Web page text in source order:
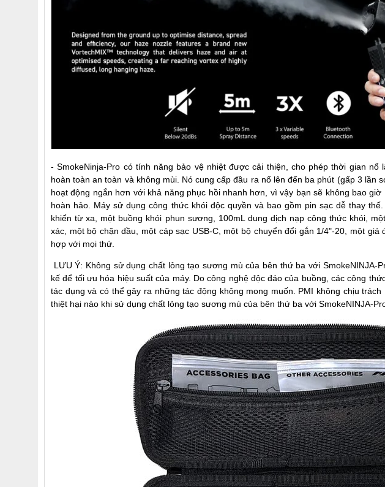
- SmokeNinja-Pro có tính năng bảo vệ nhiệt được cải thiện, cho phép thời gian nổ
hoàn toàn an toàn và không mùi. Nó cung cấp đầu ra nổ lên đến ba phút (gấp 3 lần
hoạt động ngắn hơn với khả năng phục hồi nhanh hơn, vì vậy bạn sẽ không bao
hoàn hảo. Máy sử dụng công thức khói độc quyền và bao gồm pin sạc dễ thay
khiển từ xa, một buồng khói phun sương, 100mL dung dịch nạp công thức khói,
xác, một bộ chặn dầu, một cáp sạc USB-C, một bộ chuyển đổi gắn 1/4"-20, một
hợp với mọi thứ.
LƯU Ý: Không sử dụng chất lỏng tạo sương mù của bên thứ ba với SmokeNINJA-
kế để tối ưu hóa hiệu suất của máy. Do công nghệ độc đáo của buồng, các công
tác dụng và có thể gây ra những tác động không mong muốn. PMI không chịu
thiệt hại nào khi sử dụng chất lỏng tạo sương mù của bên thứ ba với SmokeNINJA-